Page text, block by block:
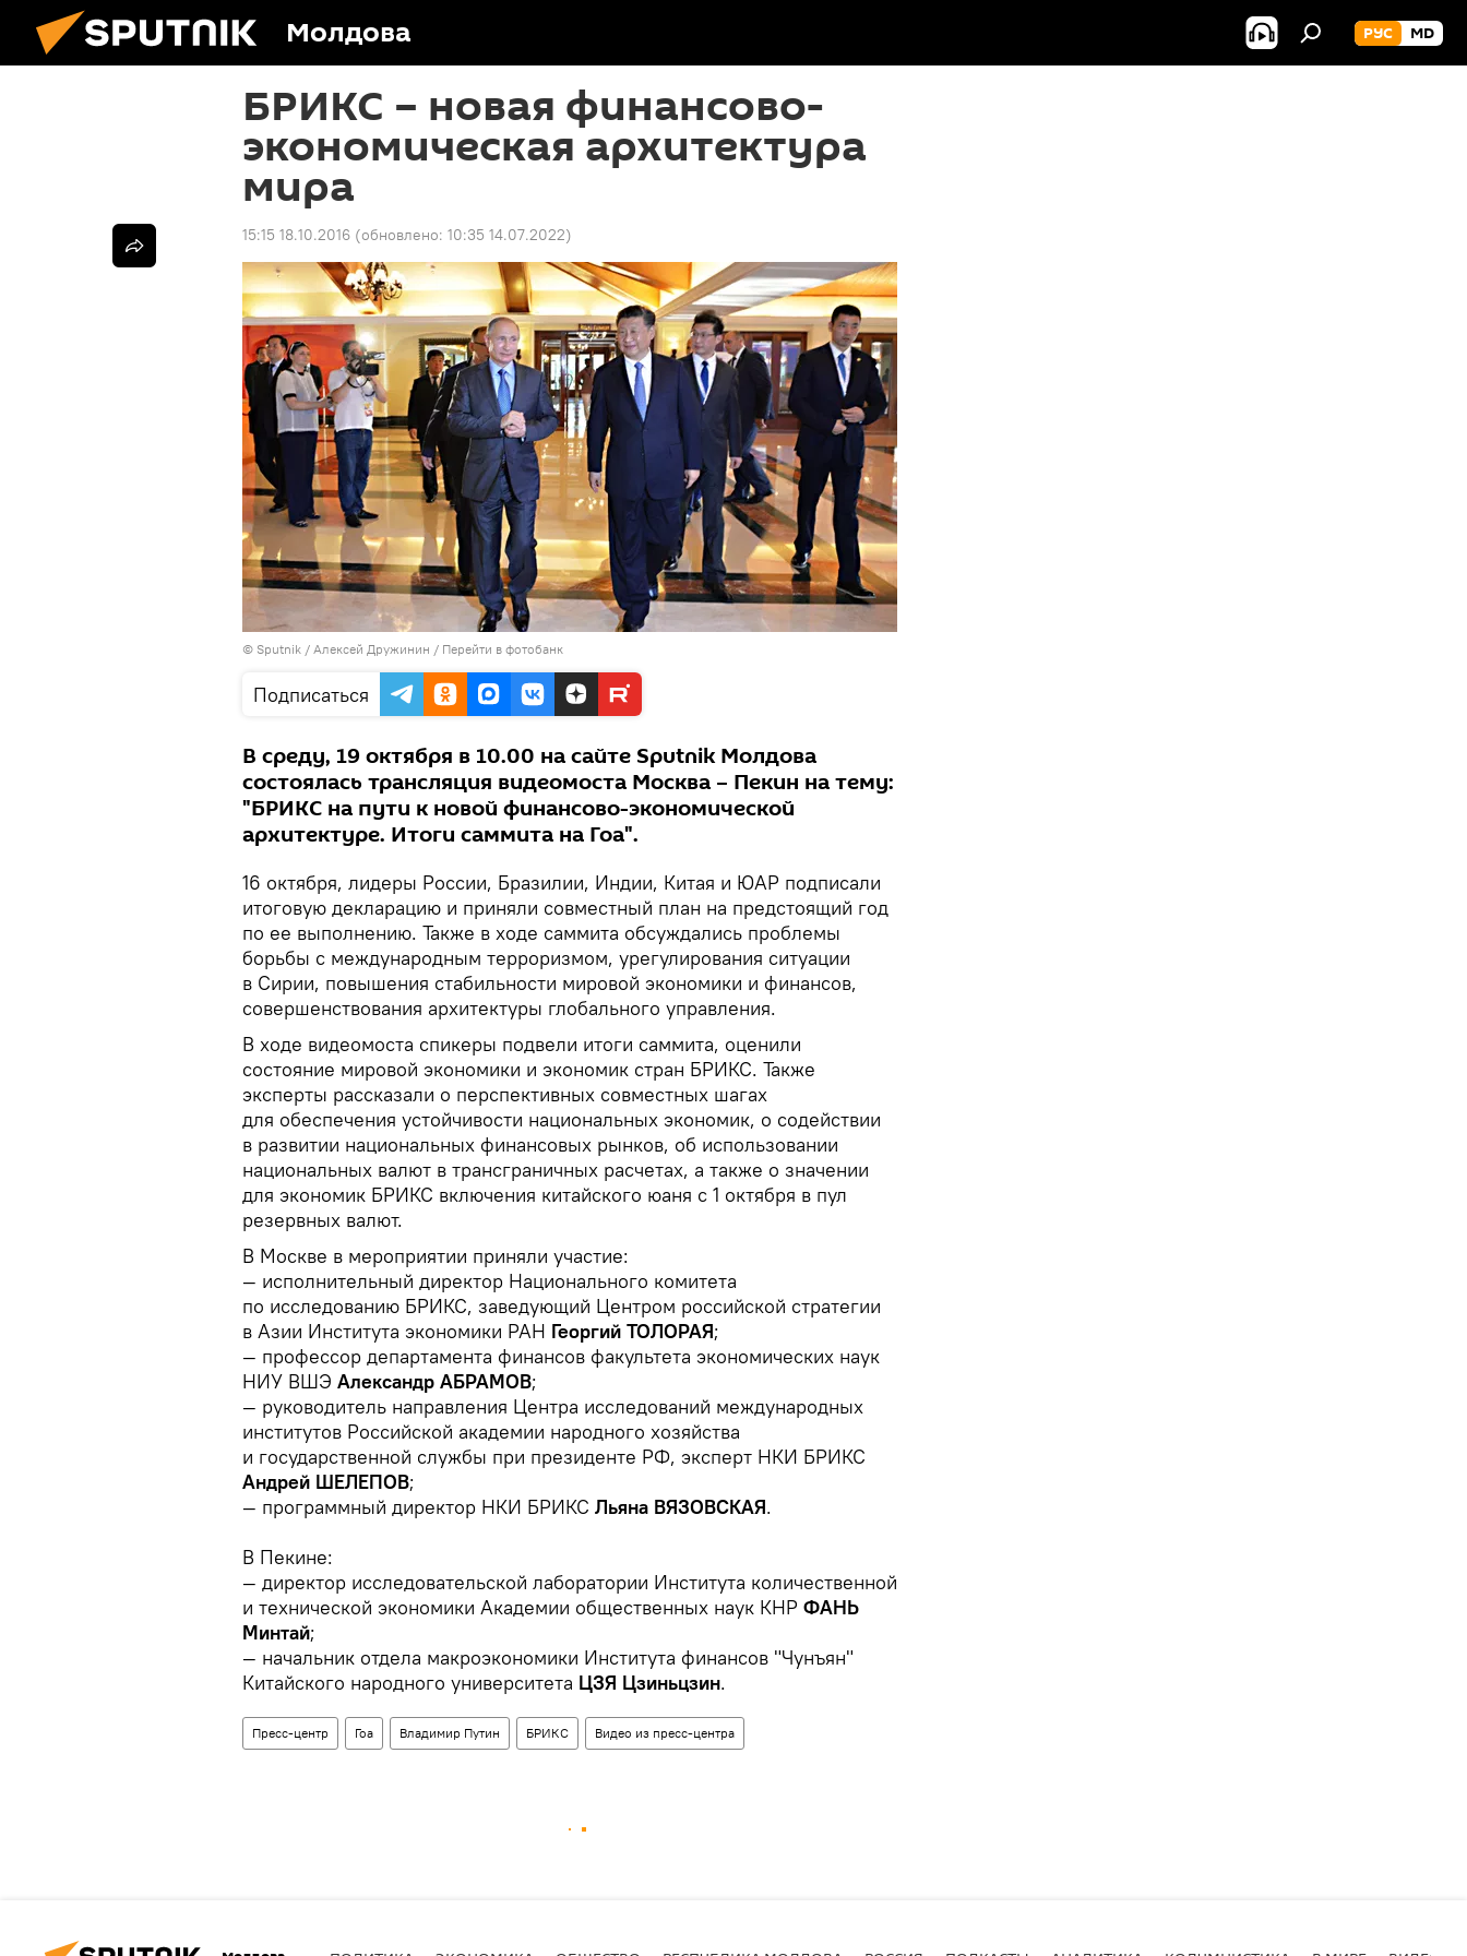
Молдова РУС MD
БРИКС – новая финансово-
экономическая архитектура
мира
15:15 18.10.2016 (обновлено: 10:35 14.07.2022)
© Sputnik / Алексей Дружинин / Перейти в фотобанк
Подписаться
В среду, 19 октября в 10.00 на сайте Sputnik Молдова
состоялась трансляция видеомоста Москва – Пекин на тему:
"БРИКС на пути к новой финансово-экономической
архитектуре. Итоги саммита на Гоа".
16 октября, лидеры России, Бразилии, Индии, Китая и ЮАР подписали
итоговую декларацию и приняли совместный план на предстоящий год
по ее выполнению. Также в ходе саммита обсуждались проблемы
борьбы с международным терроризмом, урегулирования ситуации
в Сирии, повышения стабильности мировой экономики и финансов,
совершенствования архитектуры глобального управления.
В ходе видеомоста спикеры подвели итоги саммита, оценили
состояние мировой экономики и экономик стран БРИКС. Также
эксперты рассказали о перспективных совместных шагах
для обеспечения устойчивости национальных экономик, о содействии
в развитии национальных финансовых рынков, об использовании
национальных валют в трансграничных расчетах, а также о значении
для экономик БРИКС включения китайского юаня с 1 октября в пул
резервных валют.
В Москве в мероприятии приняли участие:
— исполнительный директор Национального комитета
по исследованию БРИКС, заведующий Центром российской стратегии
в Азии Института экономики РАН Георгий ТОЛОРАЯ;
— профессор департамента финансов факультета экономических наук
НИУ ВШЭ Александр АБРАМОВ;
— руководитель направления Центра исследований международных
институтов Российской академии народного хозяйства
и государственной службы при президенте РФ, эксперт НКИ БРИКС
Андрей ШЕЛЕПОВ;
— программный директор НКИ БРИКС Льяна ВЯЗОВСКАЯ.
В Пекине:
— директор исследовательской лаборатории Института количественной
и технической экономики Академии общественных наук КНР ФАНЬ
Минтай;
— начальник отдела макроэкономики Института финансов "Чунъян"
Китайского народного университета ЦЗЯ Цзиньцзин.
Пресс-центр Гоа Владимир Путин БРИКС Видео из пресс-центра